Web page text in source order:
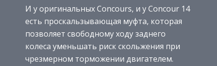
И у оригинальных Concours, и у Concour 14
есть проскальзывающая муфта, которая
позволяет свободному ходу заднего
колеса уменьшать риск скольжения при
чрезмерном торможении двигателем.